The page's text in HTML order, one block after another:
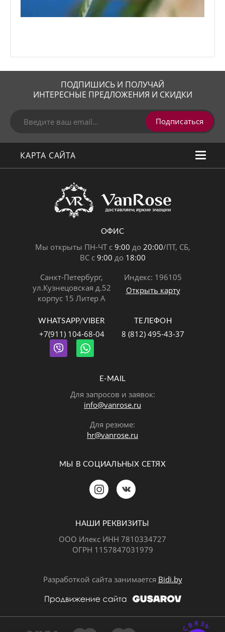
ПОДПИШИСЬ И ПОЛУЧАЙ
ИНТЕРЕСНЫЕ ПРЕДЛОЖЕНИЯ И СКИДКИ
Подписаться
КАРТА САЙТА
ОФИС
Мы открыты ПН-ЧТ с 9:00 до 20:00/ПТ, СБ,
ВС с 9:00 до 18:00
Санкт-Петербург,
ул.Кузнецовская д.52
корпус 15 Литер А
Индекс: 196105
Открыть карту
WHATSAPP/VIBER
+7(911) 104-68-04
ТЕЛЕФОН
8 (812) 495-43-37
E-MAIL
Для запросов и заявок:
info@vanrose.ru
Для резюме:
hr@vanrose.ru
МЫ В СОЦИАЛЬНЫХ СЕТЯХ
НАШИ РЕКВИЗИТЫ
ООО Илекс ИНН 7810334727
ОГРН 1157847031979
Разработкой сайта занимается Bidi.by
Позвонить Telegram
Почта